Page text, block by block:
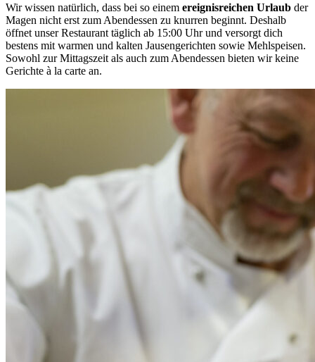
Wir wissen natürlich, dass bei so einem ereignisreichen Urlaub der
Magen nicht erst zum Abendessen zu knurren beginnt. Deshalb
öffnet unser Restaurant täglich ab 15:00 Uhr und versorgt dich
bestens mit warmen und kalten Jausengerichten sowie Mehlspeisen.
Sowohl zur Mittagszeit als auch zum Abendessen bieten wir keine
Gerichte à la carte an.